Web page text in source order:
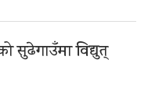
सुढेगाउँमा विद्युत्